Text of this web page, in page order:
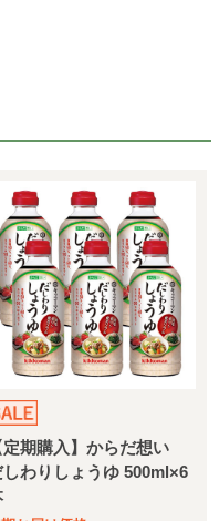
定期購入】からだ想い
しわりしょうゆ 500ml×6